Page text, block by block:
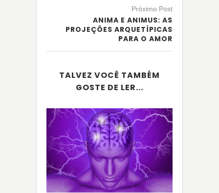
Próximo Post
ANIMA E ANIMUS: AS
PROJEÇÕES ARQUETÍPICAS
PARA O AMOR
TALVEZ VOCÊ TAMBÉM
GOSTE DE LER...